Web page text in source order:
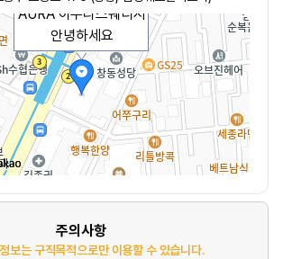
AURA 아우라스웨디시
안녕하세요
주의사항
보는 구직목적으로만 이용할 수 있습니다.